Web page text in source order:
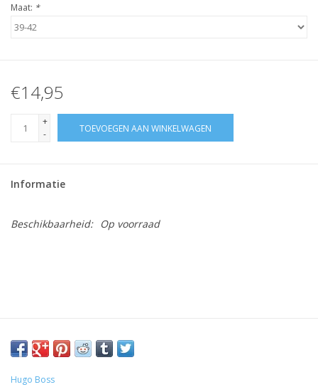
Maat: *
€14,95
+
-
TOEVOEGEN AAN WINKELWAGEN
Informatie
Beschikbaarheid: Op voorraad
Hugo Boss